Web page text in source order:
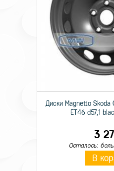
Диски Magnetto Skoda
ET46 d57,1
3
Осталось:
В